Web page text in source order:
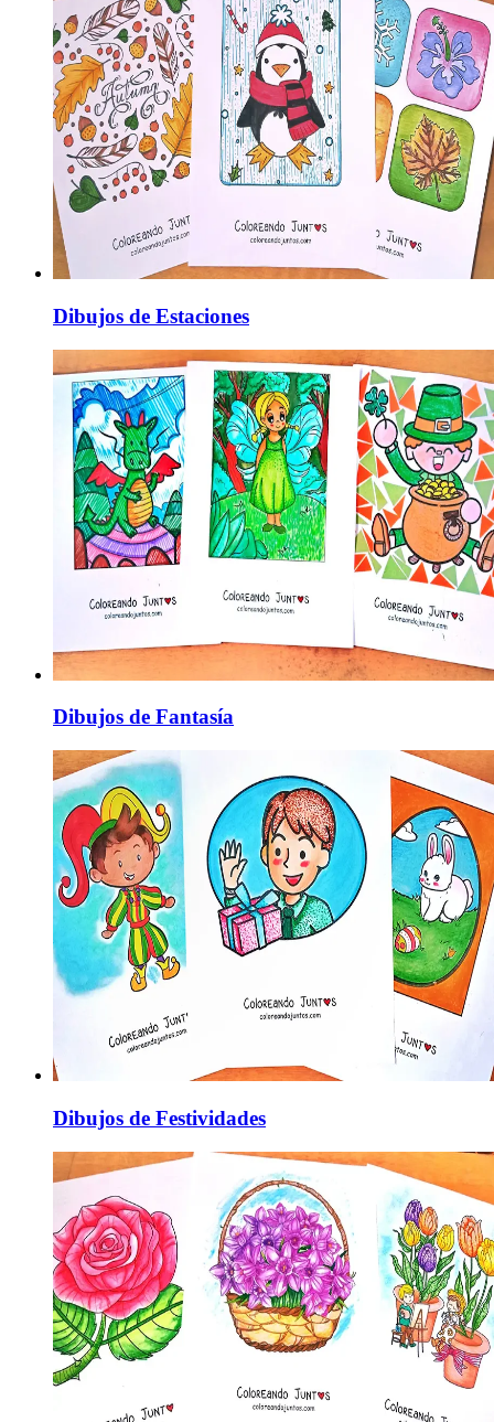
Dibujos de Estaciones
Dibujos de Fantasía
Dibujos de Festividades